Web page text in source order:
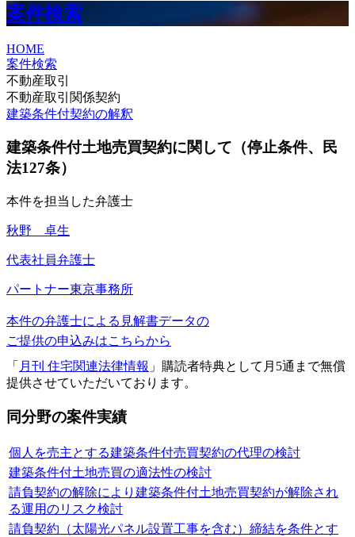
案件検索
HOME
案件検索
不動産取引
不動産取引関係契約
建築条件付契約の解釈
建築条件付土地売買契約に関して（停止条件、民
法127条）
本件を担当した弁護士
秋野 卓生
代表社員弁護士
パートナー東京事務所
本件の弁護士による見解書データの
ご提供の申込みはこちらから
「 月刊 住宅関連法律情報 」購読者特典として月5通まで無償
提供させていただいております。
同分野の案件実績
個人を売主とする建築条件付売買契約の代理の検討
建築条件付土地売買の適法性の検討
請負契約の解除により建築条件付土地売買契約が解除され
る運用のリスク検討
請負契約（太陽光パネル設置工事を含む）締結を条件とす